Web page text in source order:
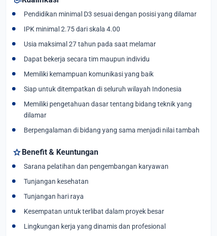
Pendidikan minimal D3 sesuai dengan posisi yang dilamar
IPK minimal 2.75 dari skala 4.00
Usia maksimal 27 tahun pada saat melamar
Dapat bekerja secara tim maupun individu
Memiliki kemampuan komunikasi yang baik
Siap untuk ditempatkan di seluruh wilayah Indonesia
Memiliki pengetahuan dasar tentang bidang teknik yang
dilamar
Berpengalaman di bidang yang sama menjadi nilai tambah
starBenefit & Keuntungan
Sarana pelatihan dan pengembangan karyawan
Tunjangan kesehatan
Tunjangan hari raya
Kesempatan untuk terlibat dalam proyek besar
Lingkungan kerja yang dinamis dan profesional